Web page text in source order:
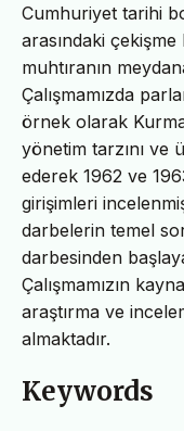
Cumhuriyet tarihi
arasındaki
muhtıranın
Çalışmamızda
örnek olarak
yönetim tarzını ve
ederek 1962 ve
girişimleri
darbelerin temel
darbesinden
Çalışmamızın
araştırma ve
almaktadır.
Keywords